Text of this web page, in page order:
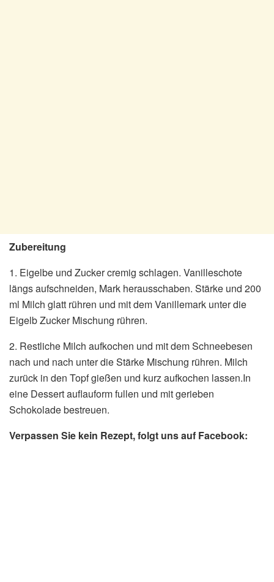
Zubereitung
1. Eigelbe und Zucker cremig schlagen. Vanilleschote
längs aufschneiden, Mark herausschaben. Stärke und 200
ml Milch glatt rühren und mit dem Vanillemark unter die
Eigelb Zucker Mischung rühren.
2. Restliche Milch aufkochen und mit dem Schneebesen
nach und nach unter die Stärke Mischung rühren. Milch
zurück in den Topf gießen und kurz aufkochen lassen.In
eine Dessert auflauform fullen und mit gerieben
Schokolade bestreuen.
Verpassen Sie kein Rezept, folgt uns auf Facebook: